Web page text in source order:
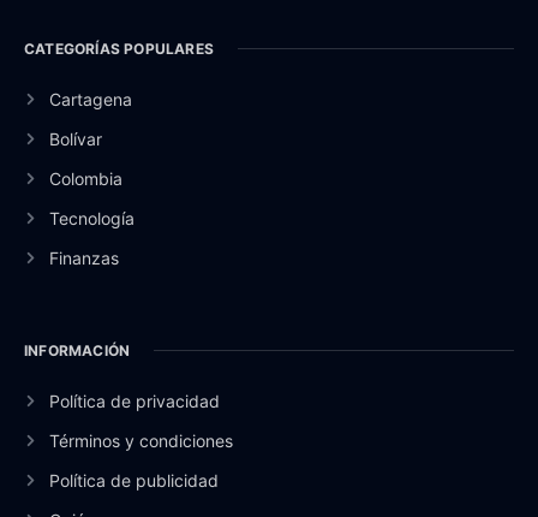
CATEGORÍAS POPULARES
Cartagena
Bolívar
Colombia
Tecnología
Finanzas
INFORMACIÓN
Política de privacidad
Términos y condiciones
Política de publicidad